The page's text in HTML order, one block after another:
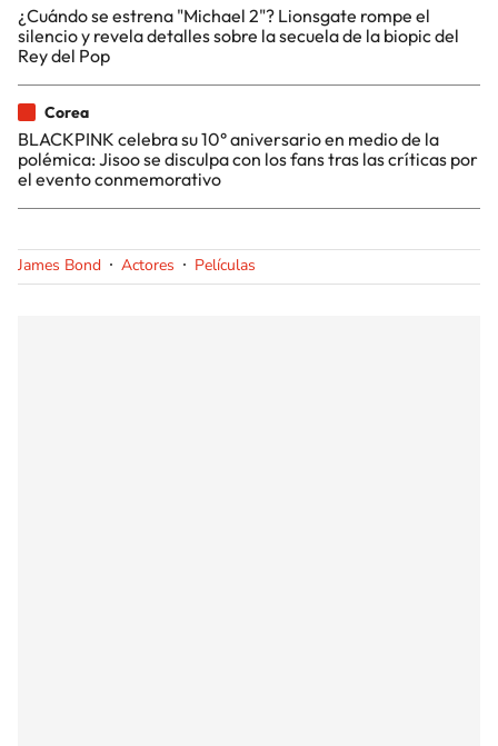
¿Cuándo se estrena "Michael 2"? Lionsgate rompe el
silencio y revela detalles sobre la secuela de la biopic del
Rey del Pop
Corea
BLACKPINK celebra su 10° aniversario en medio de la
polémica: Jisoo se disculpa con los fans tras las críticas por
el evento conmemorativo
James Bond Actores Películas